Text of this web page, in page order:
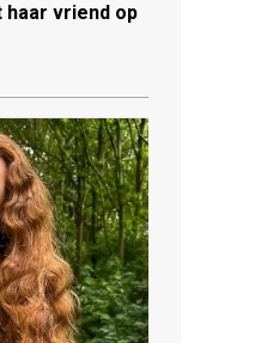
haar vriend op